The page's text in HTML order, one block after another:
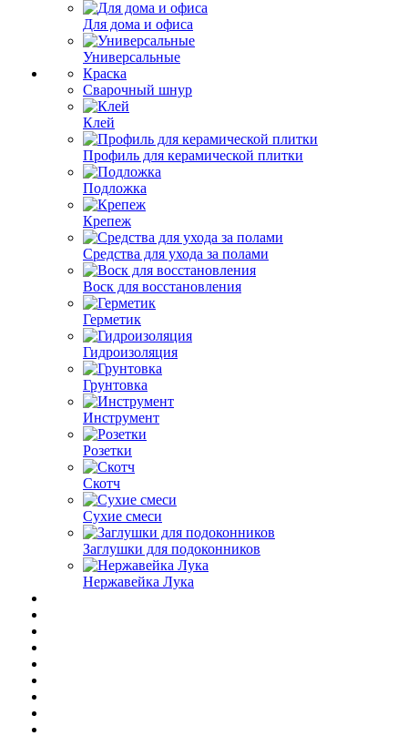
Для дома и офиса
Универсальные
Краска
Сварочный шнур
Клей
Профиль для керамической плитки
Подложка
Крепеж
Средства для ухода за полами
Воск для восстановления
Герметик
Гидроизоляция
Грунтовка
Инструмент
Розетки
Скотч
Сухие смеси
Заглушки для подоконников
Нержавейка Лука